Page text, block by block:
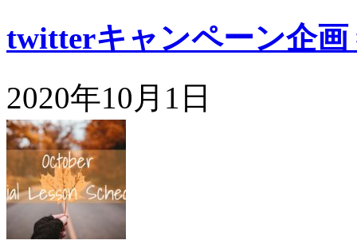
twitterキャンペーン企画
2020年10月1日